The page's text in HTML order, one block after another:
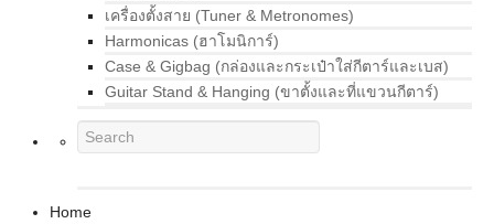
เครื่องตั้งสาย (Tuner & Metronomes)
Harmonicas (ฮาโมนิการ์)
Case & Gigbag (กล่องและกระเป๋าใส่กีตาร์และเบส)
Guitar Stand & Hanging (ขาตั้งและที่แขวนกีตาร์)
Home